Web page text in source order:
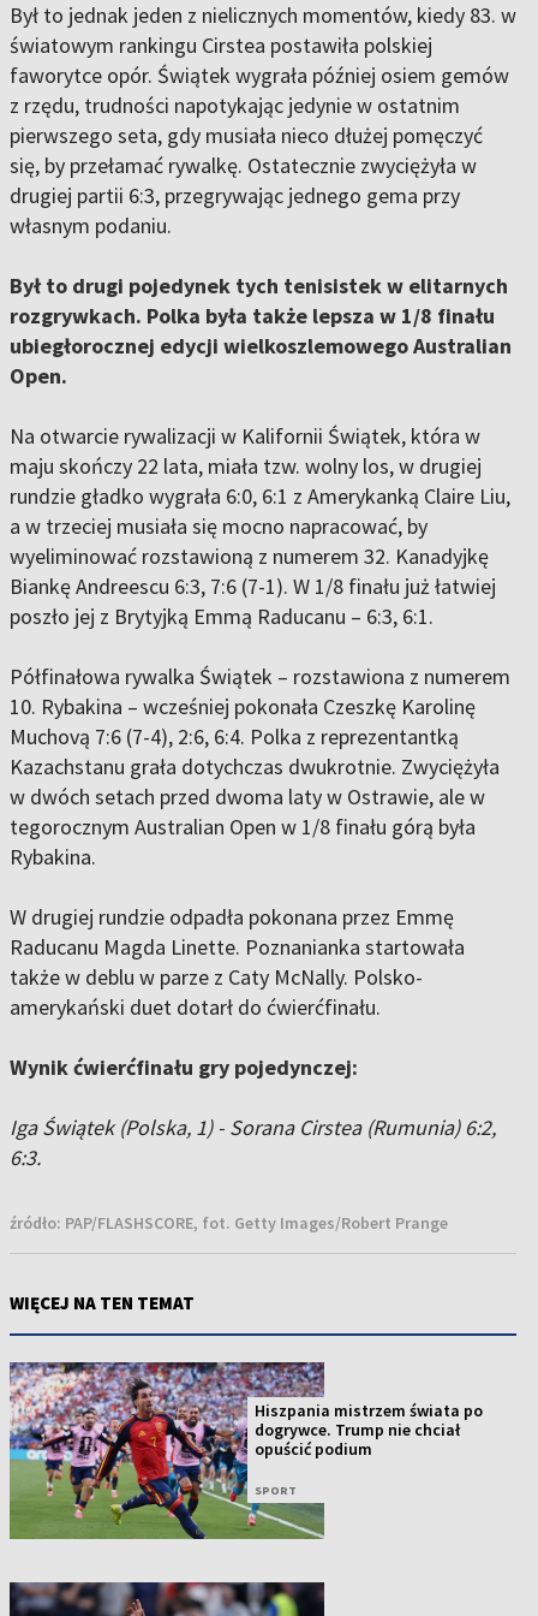
Był to jednak jeden z nielicznych momentów, kiedy 83. w
światowym rankingu Cirstea postawiła polskiej
faworytce opór. Świątek wygrała później osiem gemów
z rzędu, trudności napotykając jedynie w ostatnim
pierwszego seta, gdy musiała nieco dłużej pomęczyć
się, by przełamać rywalkę. Ostatecznie zwyciężyła w
drugiej partii 6:3, przegrywając jednego gema przy
własnym podaniu.
Był to drugi pojedynek tych tenisistek w elitarnych
rozgrywkach. Polka była także lepsza w 1/8 finału
ubiegłorocznej edycji wielkoszlemowego Australian
Open.
Na otwarcie rywalizacji w Kalifornii Świątek, która w
maju skończy 22 lata, miała tzw. wolny los, w drugiej
rundzie gładko wygrała 6:0, 6:1 z Amerykanką Claire Liu,
a w trzeciej musiała się mocno napracować, by
wyeliminować rozstawioną z numerem 32. Kanadyjkę
Biankę Andreescu 6:3, 7:6 (7-1). W 1/8 finału już łatwiej
poszło jej z Brytyjką Emmą Raducanu – 6:3, 6:1.
Półfinałowa rywalka Świątek – rozstawiona z numerem
10. Rybakina – wcześniej pokonała Czeszkę Karolinę
Muchovą 7:6 (7-4), 2:6, 6:4. Polka z reprezentantką
Kazachstanu grała dotychczas dwukrotnie. Zwyciężyła
w dwóch setach przed dwoma laty w Ostrawie, ale w
tegorocznym Australian Open w 1/8 finału górą była
Rybakina.
W drugiej rundzie odpadła pokonana przez Emmę
Raducanu Magda Linette. Poznanianka startowała
także w deblu w parze z Caty McNally. Polsko-
amerykański duet dotarł do ćwierćfinału.
Wynik ćwierćfinału gry pojedynczej:
Iga Świątek (Polska, 1) - Sorana Cirstea (Rumunia) 6:2,
6:3.
źródło: PAP/FLASHSCORE, fot. Getty Images/Robert Prange
WIĘCEJ NA TEN TEMAT
Hiszpania mistrzem świata po
dogrywce. Trump nie chciał
opuścić podium
SPORT